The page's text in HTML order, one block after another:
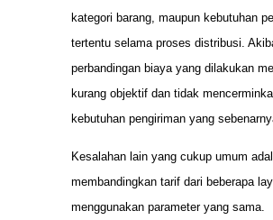
kategori barang, maupun kebutuhan
tertentu selama proses distribusi.
perbandingan biaya yang dilakukan
kurang objektif dan tidak
kebutuhan pengiriman yang
Kesalahan lain yang cukup umum
membandingkan tarif dari beberapa
menggunakan parameter yang sama.